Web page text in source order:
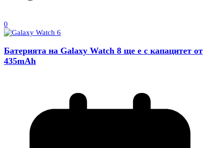
0
Батерията на Galaxy Watch 8 ще е с капацитет от
435mAh